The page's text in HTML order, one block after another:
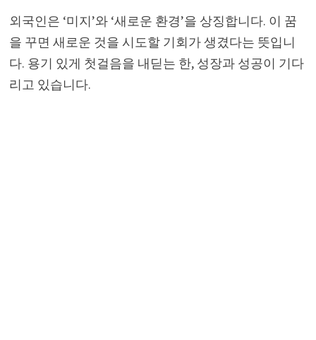
외국인은 ‘미지’와 ‘새로운 환경’을 상징합니다. 이 꿈
을 꾸면 새로운 것을 시도할 기회가 생겼다는 뜻입니
다. 용기 있게 첫걸음을 내딛는 한, 성장과 성공이 기다
리고 있습니다.